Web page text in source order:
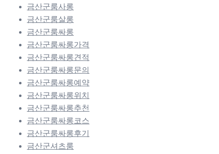
금산군룸사롱
금산군룸살롱
금산군룸싸롱
금산군룸싸롱가격
금산군룸싸롱견적
금산군룸싸롱문의
금산군룸싸롱예약
금산군룸싸롱위치
금산군룸싸롱추천
금산군룸싸롱코스
금산군룸싸롱후기
금산군셔츠룸